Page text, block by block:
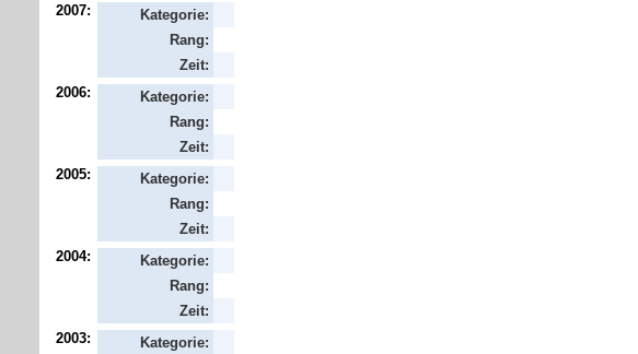
2007:
Kategorie:
Rang:
Zeit:
2006:
Kategorie:
Rang:
Zeit:
2005:
Kategorie:
Rang:
Zeit:
2004:
Kategorie:
Rang:
Zeit:
2003:
Kategorie: